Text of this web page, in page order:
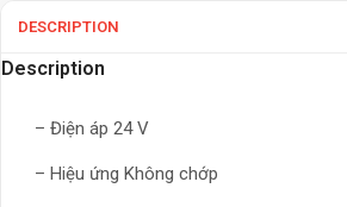
DESCRIPTION
Description
– Điện áp 24 V
– Hiệu ứng Không chớp